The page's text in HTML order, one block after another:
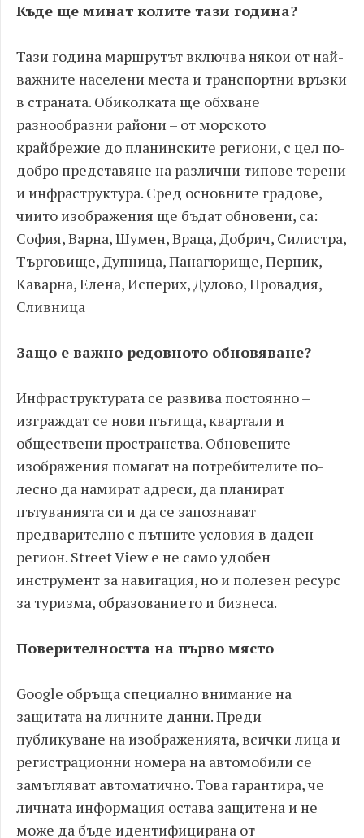
Къде ще минат колите тази година?
Тази година маршрутът включва някои от най-
важните населени места и транспортни връзки
в страната. Обиколката ще обхване
разнообразни райони – от морското
крайбрежие до планинските региони, с цел по-
добро представяне на различни типове терени
и инфраструктура. Сред основните градове,
чиито изображения ще бъдат обновени, са:
София, Варна, Шумен, Враца, Добрич, Силистра,
Търговище, Дупница, Панагюрище, Перник,
Каварна, Елена, Исперих, Дулово, Провадия,
Сливница
Защо е важно редовното обновяване?
Инфраструктурата се развива постоянно –
изграждат се нови пътища, квартали и
обществени пространства. Обновените
изображения помагат на потребителите по-
лесно да намират адреси, да планират
пътуванията си и да се запознават
предварително с пътните условия в даден
регион. Street View е не само удобен
инструмент за навигация, но и полезен ресурс
за туризма, образованието и бизнеса.
Поверителността на първо място
Google обръща специално внимание на
защитата на личните данни. Преди
публикуване на изображенията, всички лица и
регистрационни номера на автомобили се
замъгляват автоматично. Това гарантира, че
личната информация остава защитена и не
може да бъде идентифицирана от